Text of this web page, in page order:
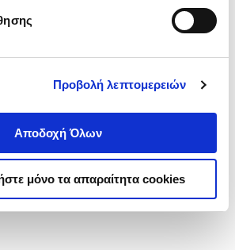
Προβολή λεπτομερειών
Αποδοχή Όλων
μόνο τα απαραίτητα cookies